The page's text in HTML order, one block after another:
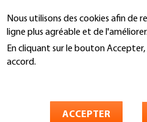
Nous utilisons des cookies afin de
ligne plus agréable et de l'améliorer.
En cliquant sur le bouton
accord.
ACCEPTER
au
contenu
principal
You